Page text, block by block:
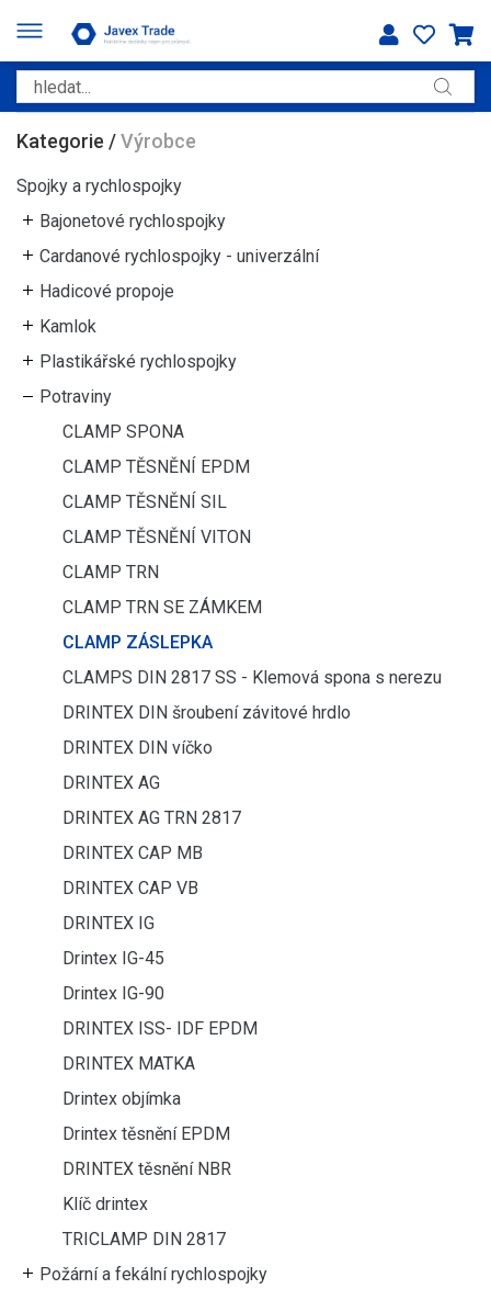
Kategorie /Výrobce
Spojky a rychlospojky
Bajonetové rychlospojky
Cardanové rychlospojky - univerzální
Hadicové propoje
Kamlok
Plastikářské rychlospojky
Potraviny
CLAMP SPONA
CLAMP TĚSNĚNÍ EPDM
CLAMP TĚSNĚNÍ SIL
CLAMP TĚSNĚNÍ VITON
CLAMP TRN
CLAMP TRN SE ZÁMKEM
CLAMP ZÁSLEPKA
CLAMPS DIN 2817 SS - Klemová spona s nerezu
DRINTEX DIN šroubení závitové hrdlo
DRINTEX DIN víčko
DRINTEX AG
DRINTEX AG TRN 2817
DRINTEX CAP MB
DRINTEX CAP VB
DRINTEX IG
Drintex IG-45
Drintex IG-90
DRINTEX ISS- IDF EPDM
DRINTEX MATKA
Drintex objímka
Drintex těsnění EPDM
DRINTEX těsnění NBR
Klíč drintex
TRICLAMP DIN 2817
Požární a fekální rychlospojky